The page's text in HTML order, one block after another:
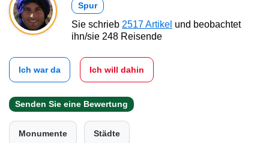
Spur
Sie schrieb 2517 Artikel und beobachtet
ihn/sie 248 Reisende
Ich war da Ich will dahin
Senden Sie eine Bewertung
Monumente Städte